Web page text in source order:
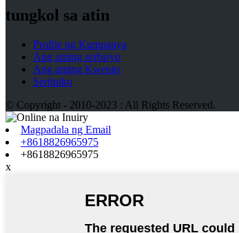
tungkol sa atin
Profile ng Kumpanya
Ang aming serbisyo
Ang aming Kwento
Sertipiko
© Copyright - 2010-2023 : All Rights Reserved.
Magpadala ng Email
+8618826965975
+8618826965975
x